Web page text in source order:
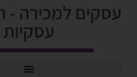
עסקים למכירה -
עסקיות